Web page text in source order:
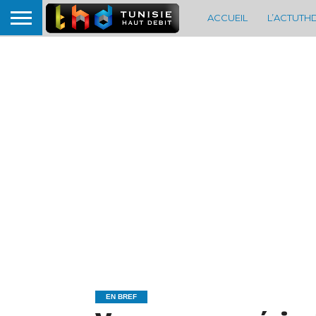
ACCUEIL
EN BREF